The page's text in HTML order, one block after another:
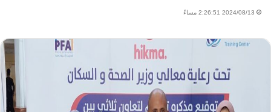
2024/08/13 2:26:51 مساءً